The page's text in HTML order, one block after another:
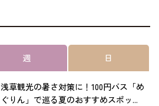
週 日
浅草観光の暑さ対策に！100円バス「め
ぐりん」で巡る夏のおすすめスポッ...